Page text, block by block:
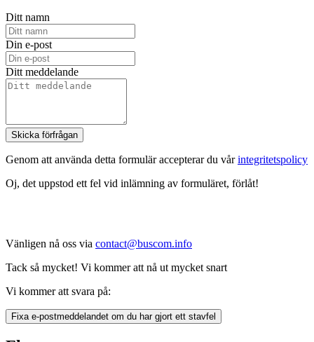
Ditt namn
Din e-post
Ditt meddelande
Skicka förfrågan
Genom att använda detta formulär accepterar du vårintegritetspolicy
Oj, det uppstod ett fel vid inlämning av formuläret, förlåt!
Vänligen nå oss via contact@buscom.info
Tack så mycket! Vi kommer att nå ut mycket snart
Vi kommer att svara på:
Fixa e-postmeddelandet om du har gjort ett stavfel